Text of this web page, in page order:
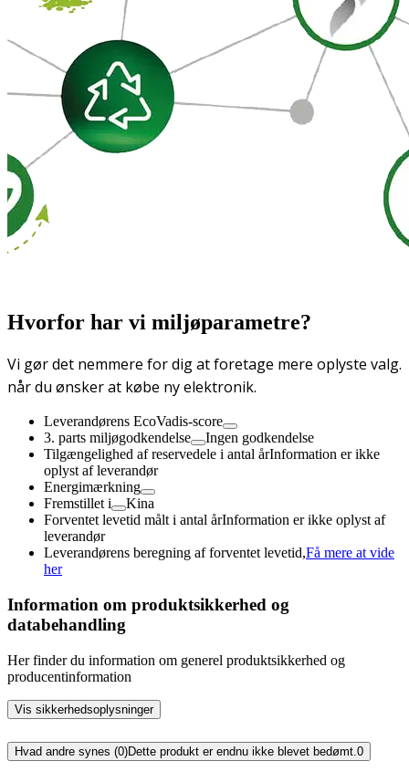
Hvorfor har vi miljøparametre?
Vi gør det nemmere for dig at foretage mere oplyste valg.
når du ønsker at købe ny elektronik.
Leverandørens EcoVadis-score
3. parts miljøgodkendelse
Ingen godkendelse
Tilgængelighed af reservedele i antal årInformation er ikke
oplyst af leverandør
Energimærkning
Fremstillet i
Kina
Forventet levetid målt i antal årInformation er ikke oplyst af
leverandør
Leverandørens beregning af forventet levetid,Få mere at vide
her
Information om produktsikkerhed og
databehandling
Her finder du information om generel produktsikkerhed og
producentinformation
Vis sikkerhedsoplysninger
Hvad andre synes (0)Dette produkt er endnu ikke blevet bedømt.0